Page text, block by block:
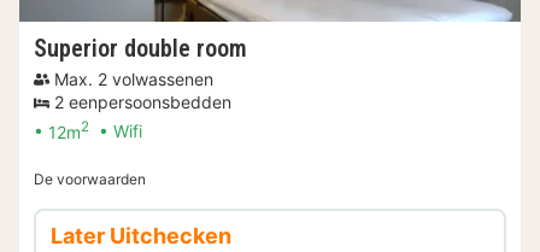
Superior double room
Max. 2 volwassenen
2 eenpersoonsbedden
12m2 Wifi
De voorwaarden
Later Uitchecken